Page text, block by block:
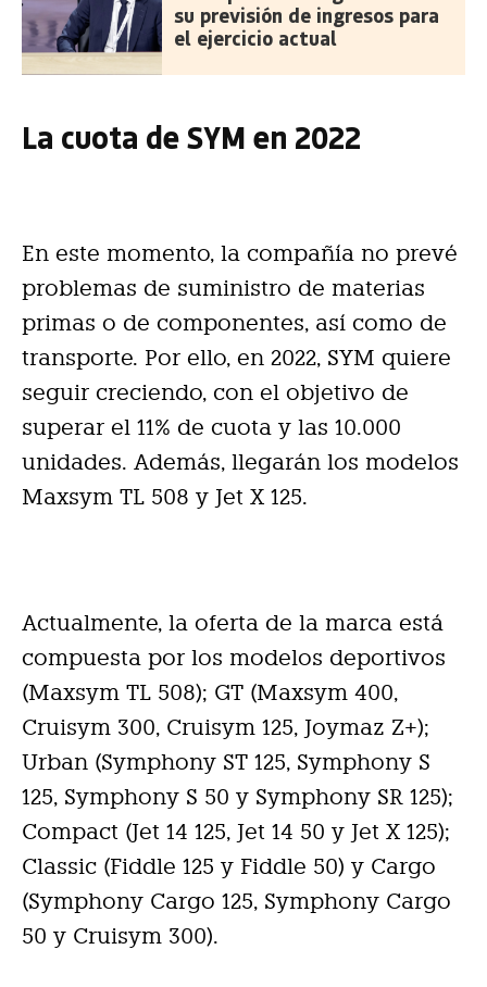
su previsión de ingresos para
el ejercicio actual
La cuota de SYM en 2022
En este momento, la compañía no prevé
problemas de suministro de materias
primas o de componentes, así como de
transporte. Por ello, en 2022, SYM quiere
seguir creciendo, con el objetivo de
superar el 11% de cuota y las 10.000
unidades. Además, llegarán los modelos
Maxsym TL 508 y Jet X 125.
Actualmente, la oferta de la marca está
compuesta por los modelos deportivos
(Maxsym TL 508); GT (Maxsym 400,
Cruisym 300, Cruisym 125, Joymaz Z+);
Urban (Symphony ST 125, Symphony S
125, Symphony S 50 y Symphony SR 125);
Compact (Jet 14 125, Jet 14 50 y Jet X 125);
Classic (Fiddle 125 y Fiddle 50) y Cargo
(Symphony Cargo 125, Symphony Cargo
50 y Cruisym 300).